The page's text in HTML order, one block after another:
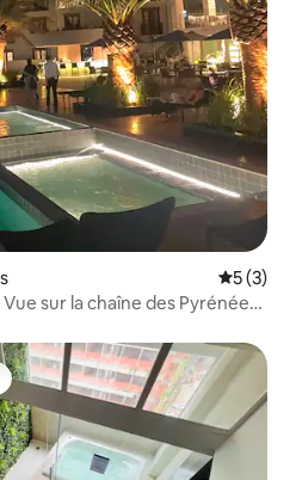
5 (3)
sur la chaîne des Pyrénées,